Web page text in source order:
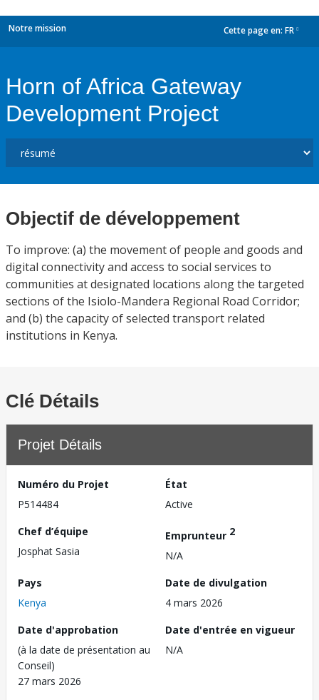
Notre mission Cette page en: FR
Horn of Africa Gateway
Development Project
Objectif de développement
To improve: (a) the movement of people and goods and
digital connectivity and access to social services to
communities at designated locations along the targeted
sections of the Isiolo-Mandera Regional Road Corridor;
and (b) the capacity of selected transport related
institutions in Kenya.
Clé Détails
Projet Détails
Numéro du Projet
P514484
État
Active
Chef d’équipe
Josphat Sasia
Emprunteur 2
N/A
Pays
Kenya
Date de divulgation
4 mars 2026
Date d'approbation
(à la date de présentation au
Conseil)
27 mars 2026
Date d'entrée en vigueur
N/A